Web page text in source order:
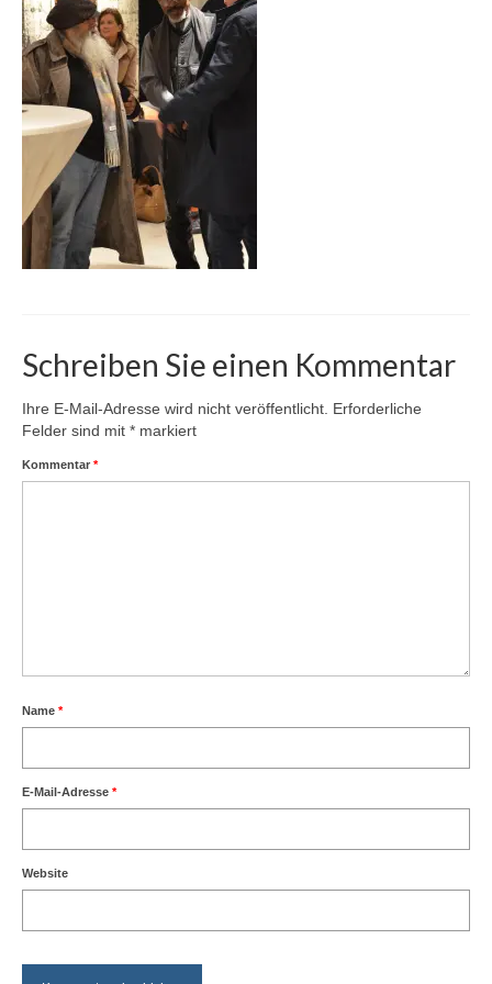
Karte
Kontakt | Impressum
Newsletter
Schreiben Sie einen Kommentar
Ihre E-Mail-Adresse wird nicht veröffentlicht. Erforderliche
Felder sind mit * markiert
Kommentar *
Name *
E-Mail-Adresse *
Website